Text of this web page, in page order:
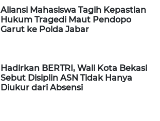
Aliansi Mahasiswa Tagih Kepastian
Hukum Tragedi Maut Pendopo
Garut ke Polda Jabar
Hadirkan BERTRI, Wali Kota Bekasi
Sebut Disiplin ASN Tidak Hanya
Diukur dari Absensi